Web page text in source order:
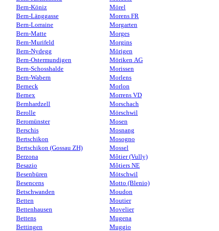
Bern-Köniz
Bern-Länggasse
Bern-Lorraine
Bern-Matte
Bern-Murifeld
Bern-Nydegg
Bern-Ostermundigen
Bern-Schosshalde
Bern-Wabern
Berneck
Bernex
Bernhardzell
Berolle
Beromünster
Berschis
Bertschikon
Bertschikon (Gossau ZH)
Berzona
Besazio
Besenbüren
Besencens
Betschwanden
Betten
Bettenhausen
Bettens
Bettingen
Mörel
Morens FR
Morgarten
Morges
Morgins
Mörigen
Möriken AG
Morissen
Morlens
Morlon
Morrens VD
Morschach
Mörschwil
Mosen
Mosnang
Mosogno
Mossel
Môtier (Vully)
Môtiers NE
Mötschwil
Motto (Blenio)
Moudon
Moutier
Movelier
Mugena
Muggio